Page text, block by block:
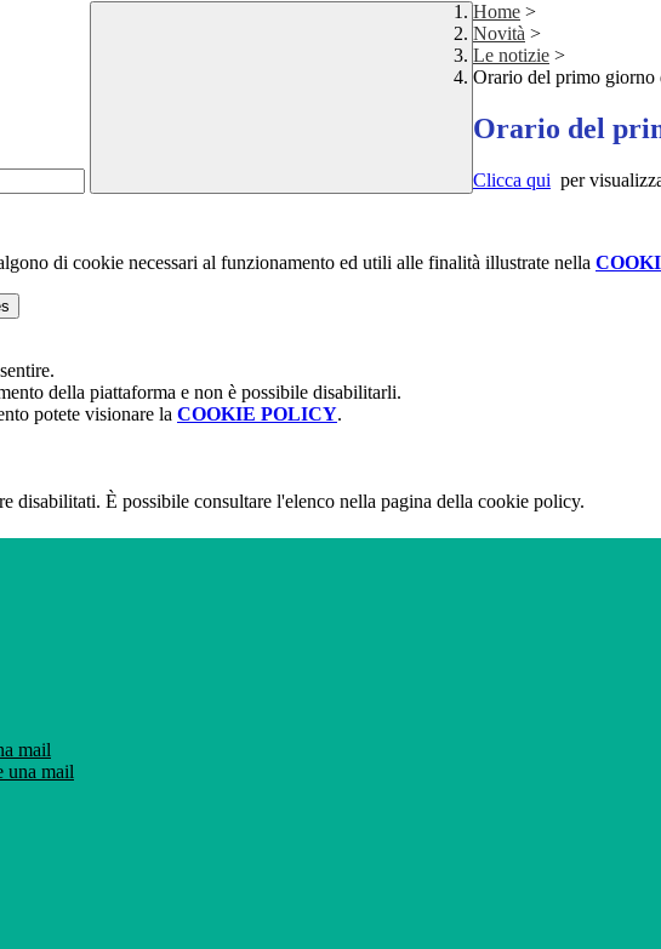
Home >
Novità >
Le notizie >
Orario del primo giorno
Orario del
Clicca qui per
di cookie necessari al funzionamento ed utili alle finalità illustrate nella
della piattaforma e non è possibile disabilitarli.
potete visionare la COOKIE POLICY.
disabilitati. È possibile consultare l'elenco nella pagina della cookie policy.
mail
una mail